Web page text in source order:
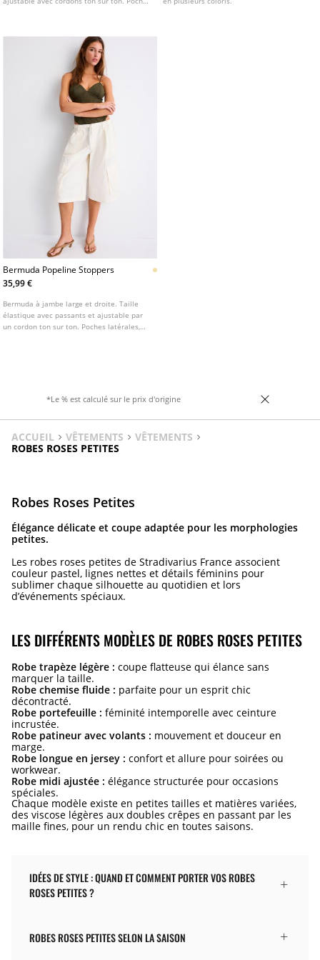
plusieurs couleurs.
Bermuda Popeline Stoppers
35,99 €
Bermuda à jambe large et droite. Taille
élastique avec passants et ajustable par
un cordon ton sur ton. Poches latérales,
*Le % est calculé sur le prix d'origine
ACCUEIL VÊTEMENTS
VÊTEMENTS
ROBES ROSES PETITES
Robes Roses Petites
Élégance délicate et coupe adaptée pour les morphologies
petites.
Les robes roses petites de Stradivarius France associent
couleur pastel, lignes nettes et détails féminins pour
sublimer chaque silhouette au quotidien et lors
d’événements spéciaux.
LES DIFFÉRENTS MODÈLES DE ROBES ROSES PETITES
Robe trapèze légère : coupe flatteuse qui élance sans
marquer la taille.
Robe chemise fluide : parfaite pour un esprit chic
décontracté.
Robe portefeuille : féminité intemporelle avec ceinture
incrustée.
Robe patineur avec volants : mouvement et douceur en
marge.
Robe longue en jersey : confort et allure pour soirées ou
workwear.
Robe midi ajustée : élégance structurée pour occasions
spéciales.
Chaque modèle existe en petites tailles et matières variées,
des viscose légères aux doubles crêpes en passant par les
maille fines, pour un rendu chic en toutes saisons.
IDÉES DE STYLE : QUAND ET COMMENT PORTER VOS ROBES
ROSES PETITES ?
ROBES ROSES PETITES SELON LA SAISON